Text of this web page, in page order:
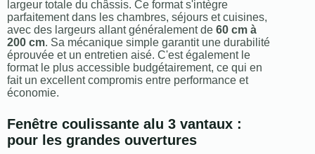
largeur totale du châssis. Ce format s'intègre
parfaitement dans les chambres, séjours et cuisines,
avec des largeurs allant généralement de 60 cm à
200 cm. Sa mécanique simple garantit une durabilité
éprouvée et un entretien aisé. C'est également le
format le plus accessible budgétairement, ce qui en
fait un excellent compromis entre performance et
économie.
Fenêtre coulissante alu 3 vantaux :
pour les grandes ouvertures